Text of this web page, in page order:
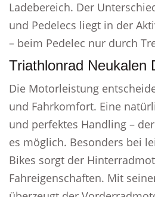
Ladebereich. Der
und Pedelecs liegt in der
– beim Pedelec nur durch
Triathlonrad Neukalen
Die Motorleistung
und Fahrkomfort. Eine
und perfektes Handling –
es möglich. Besonders bei
Bikes sorgt der
Fahreigenschaften. Mit